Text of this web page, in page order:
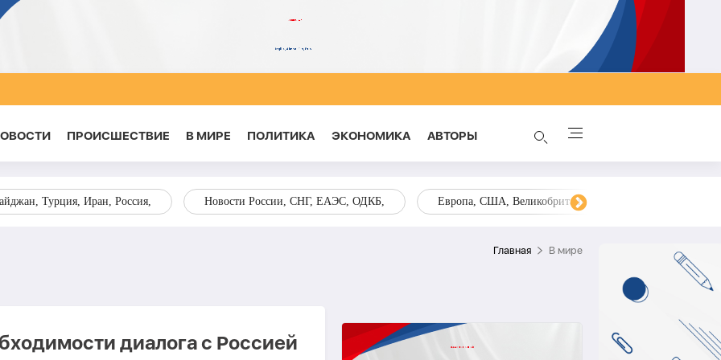
ПРОИСШЕСТВИЕ В МИРЕ ПОЛИТИКА ЭКОНОМИКА AВТОРЫ
Турция, Иран, Россия, Новости России, СНГ, ЕАЭС, ОДКБ, Европа, США, Великобритания, Украина, Запад,
Главная В мире
диалога с Россией